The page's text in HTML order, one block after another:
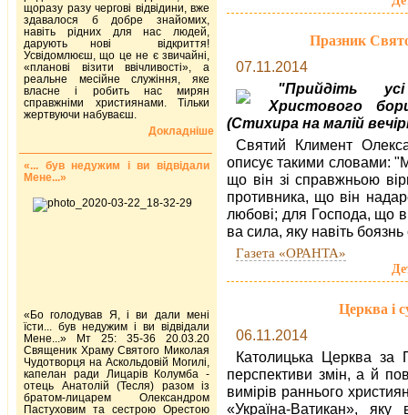
Празник
07.11.2014
"Прийдіть
Христового
(Стихира на малій
Святий Климент
описує такими словами:
що він зі справжньою
противника, що він
любові; для Господа, що
ва сила, яку навіть
Газета «ОРАНТА»
Церква і
06.11.2014
Католицька Церква
перспективи змін, а й
вимірів раннього
«Україна-Ватикан»,
щоразу разу чергові відвідини, вже
здавалося б добре знайомих,
навіть рідних для нас людей,
дарують нові відкриття!
Усвідомлюєш, що це не є звичайні,
«планові візити ввічливості», а
реальне месійне служіння, яке
власне і робить нас мирян
справжніми християнами. Тільки
жертвуючи набуваєш.
Докладніше
«... був недужим і ви відвідали
Мене...»
«Бо голодував Я, і ви дали мені
їсти... був недужим і ви відвідали
Мене...» Мт 25: 35-36 20.03.20
Священик Храму Святого Миколая
Чудотворця на Аскольдовій Могилі,
капелан ради Лицарів Колумба -
отець Анатолій (Тесля) разом із
братом-лицарем Олександром
Пастуховим та сестрою Орестою